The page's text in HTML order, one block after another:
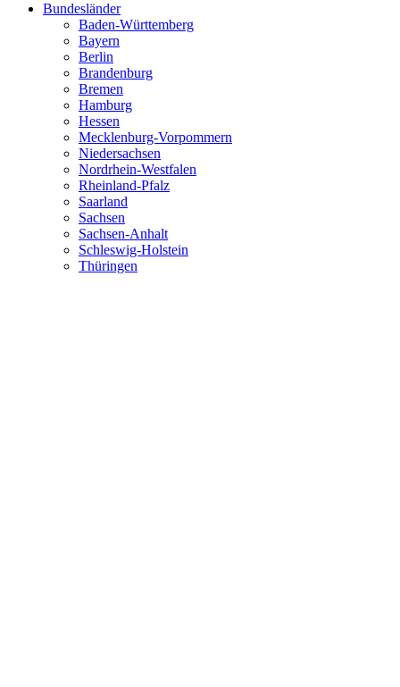
Bundesländer
Baden-Württemberg
Bayern
Berlin
Brandenburg
Bremen
Hamburg
Hessen
Mecklenburg-Vorpommern
Niedersachsen
Nordrhein-Westfalen
Rheinland-Pfalz
Saarland
Sachsen
Sachsen-Anhalt
Schleswig-Holstein
Thüringen